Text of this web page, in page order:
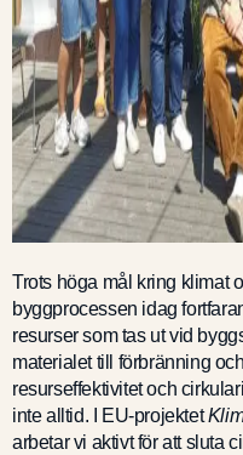
Trots höga mål kring klimat
byggprocessen idag
resurser som tas ut vid
materialet till förbränning
resurseffektivitet och
inte alltid. I EU-projektet
arbetar vi aktivt för att sluta